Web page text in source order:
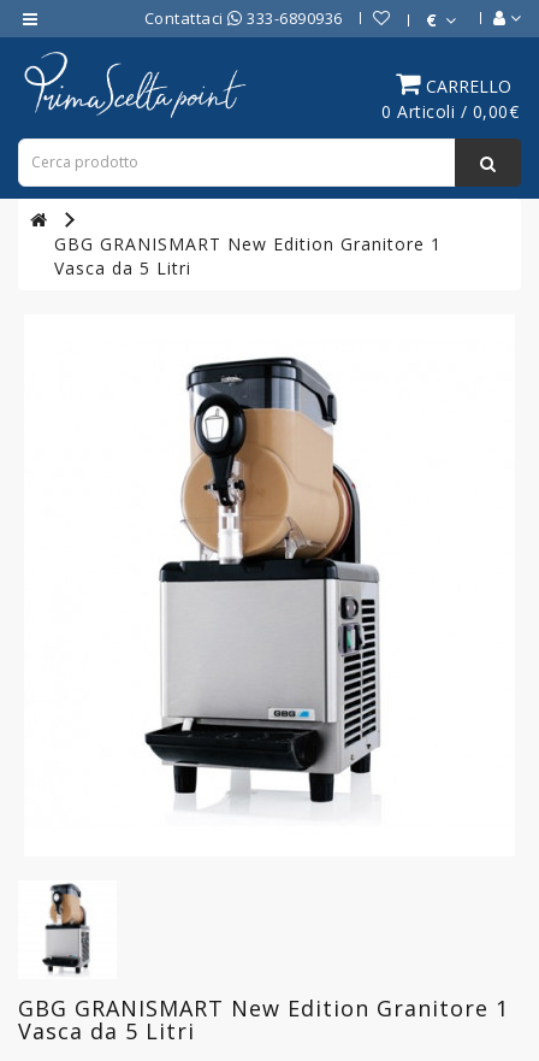
Contattaci 333-6890936 €
CARRELLO
0 Articoli / 0,00€
Category
ATTREZZATURE
BAR
ATTREZZATURE
PROFESSIONALI
CUCINA
PANIFICIO
LINEA
MACELLERIA
LAVAGGIO
GBG GRANISMART New Edition Granitore 1
Vasca da 5 Litri
GBG GRANISMART New Edition Granitore 1
Vasca da 5 Litri